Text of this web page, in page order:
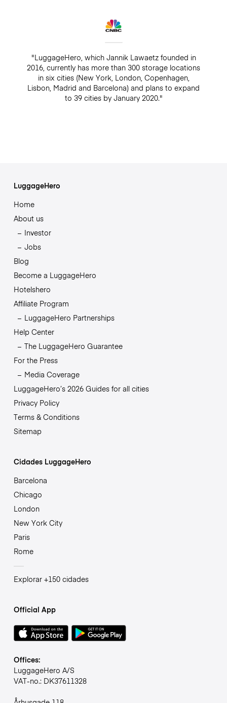
"LuggageHero, which Jannik Lawaetz founded in
2016, currently has more than 300 storage locations
in six cities (New York, London, Copenhagen,
Lisbon, Madrid and Barcelona) and plans to expand
to 39 cities by January 2020."
LuggageHero
Home
About us
Investor
Jobs
Blog
Become a LuggageHero
Hotelshero
Affiliate Program
LuggageHero Partnerships
Help Center
The LuggageHero Guarantee
For the Press
Media Coverage
LuggageHero’s 2026 Guides for all cities
Privacy Policy
Terms & Conditions
Sitemap
Cidades LuggageHero
Barcelona
Chicago
London
New York City
Paris
Rome
Explorar +150 cidades
Official App
Offices:
LuggageHero A/S
VAT-no.: DK37611328